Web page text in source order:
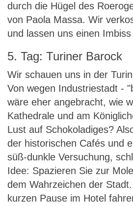
durch die Hügel des
von Paola Massa. Wir
und lassen uns einen
5. Tag: Turiner Barock
Wir schauen uns in der
Von wegen Industriestadt -
wäre eher angebracht, wie
Kathedrale und am
Lust auf Schokoladiges?
der historischen Cafés und
süß-dunkle Versuchung,
Idee: Spazieren Sie zur
dem Wahrzeichen der
kurzen Pause im Hotel